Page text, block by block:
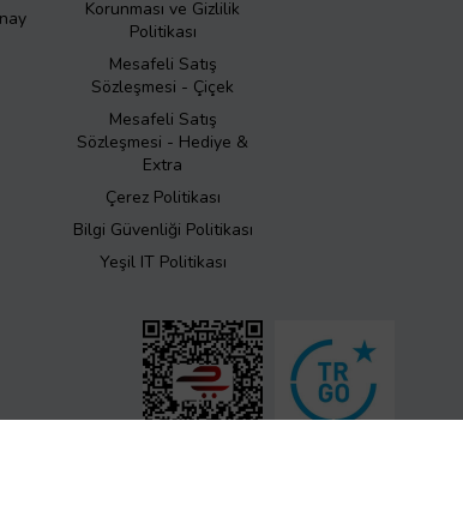
Korunması ve Gizlilik
Politikası
Mesafeli Satış
Sözleşmesi - Çiçek
Mesafeli Satış
Sözleşmesi - Hediye &
Extra
Çerez Politikası
Bilgi Güvenliği Politikası
Yeşil IT Politikası